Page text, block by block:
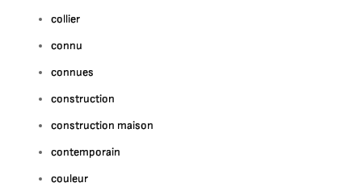
collier
connu
connues
construction
construction maison
contemporain
couleur